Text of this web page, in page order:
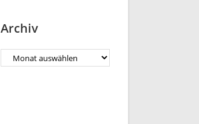
Archiv